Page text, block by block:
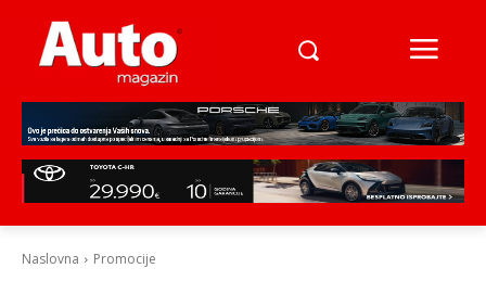
Naslovna Promocije